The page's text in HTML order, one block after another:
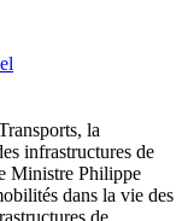
la
infrastructures de
Ministre Philippe
dans la vie des
de